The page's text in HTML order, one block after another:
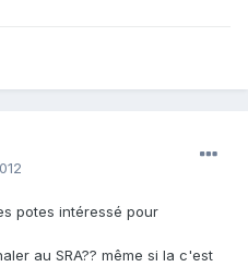
potes intéressé pour
au SRA?? même si la c'est